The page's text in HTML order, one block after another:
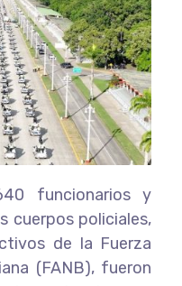
funcionarios y
cuerpos policiales,
de la Fuerza
(FANB), fueron